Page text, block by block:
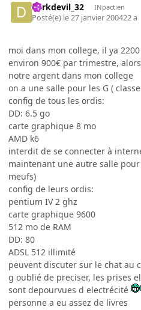
darkdevil_32 INpactien
Posté(e) le 27 janvier 200422 a
moi dans mon college, il ya
environ 900€ par trimestre,
notre argent dans mon college
on a une salle pour les G (
config de tous les ordis:
DD: 6.5 go
carte graphique 8 mo
AMD k6
interdit de se connecter à
maintenant une autre salle pour
meufs)
config de leurs ordis:
pentium IV 2 ghz
carte graphique 9600
512 mo de RAM
DD: 80
ADSL 512 illimité
peuvent discuter sur le chat au
g oublié de preciser, les prises
sont depourvues d electrécité
personne a eu assez de livres